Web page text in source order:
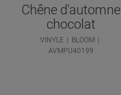
Chêne d'automne
chocolat
VINYLE
BLOOM
AVMPU40199